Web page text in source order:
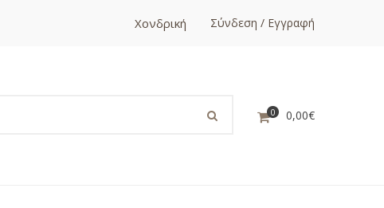
Χονδρική Σύνδεση / Εγγραφή
0 0,00€